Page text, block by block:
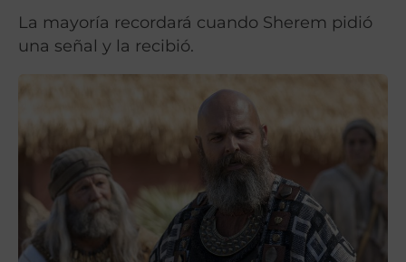
La mayoría recordará cuando Sherem pidió
una señal y la recibió.